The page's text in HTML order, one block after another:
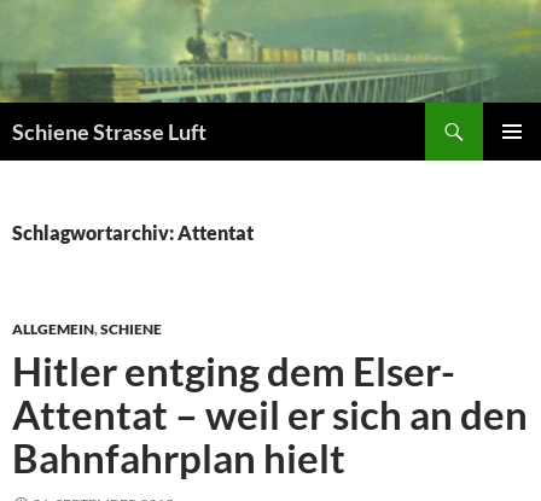
springen
Schiene Strasse Luft
Schlagwortarchiv: Attentat
ALLGEMEIN,SCHIENE
Hitler entging dem Elser-
Attentat – weil er sich an den
Bahnfahrplan hielt